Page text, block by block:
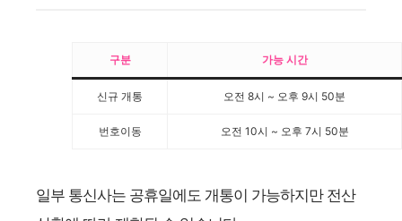
구분 가능 시간
신규 개통 오전 8시 ~ 오후 9시 50분
번호이동 오전 10시 ~ 오후 7시 50분
일부 통신사는 공휴일에도 개통이 가능하지만 전산